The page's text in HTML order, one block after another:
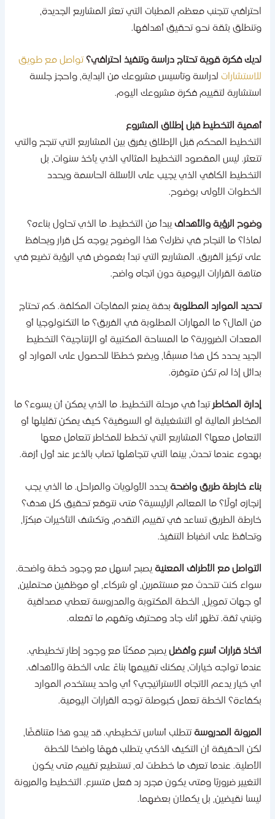
تتجنب معظم المطبات التي تعثر المشاريع الجديدة،
بثقة نحو تحقيق أهدافها.
فكرة قوية تحتاج دراسة وتنفيذ احترافي؟ تواصل مع طويق
لدراسة وتأسيس مشروعك من البداية، واحجز جلسة
لتقييم فكرة مشروعك اليوم.
التخطيط قبل إطلاق المشروع
المحكم قبل الإطلاق يفرق بين المشاريع التي تنجح والتي
ليس المقصود التخطيط المثالي الذي يأخذ سنوات، بل
الكافي الذي يجيب على الأسئلة الحاسمة ويحدد
الأولى بوضوح.
الرؤية والأهدافيبدأ من التخطيط. ما الذي تحاول بناءه؟
ما النجاح في نظرك؟ هذا الوضوح يوجه كل قرار ويحافظ
تركيز الفريق. المشاريع التي تبدأ بغموض في الرؤية تضيع في
القرارات اليومية دون اتجاه واضح.
الموارد المطلوبةبدقة يمنع المفاجآت المكلفة. كم تحتاج
المال؟ ما المهارات المطلوبة في الفريق؟ ما التكنولوجيا أو
الضرورية؟ ما المساحة المكتبية أو الإنتاجية؟ التخطيط
يحدد كل هذا مسبقًا، ويضع خططًا للحصول على الموارد أو
إذا لم تكن متوفرة.
المخاطرتبدأ في مرحلة التخطيط. ما الذي يمكن أن يسوء؟ ما
المالية أو التشغيلية أو السوقية؟ كيف يمكن تقليلها أو
معها؟ المشاريع التي تخطط للمخاطر تتعامل معها
عندما تحدث، بينما التي تتجاهلها تصاب بالذعر عند أول أزمة.
خارطة طريق واضحةيحدد الأولويات والمراحل. ما الذي يجب
أولًا؟ ما المعالم الرئيسية؟ متى نتوقع تحقيق كل هدف؟
الطريق تساعد في تقييم التقدم، وتكشف التأخيرات مبكرًا،
على انضباط التنفيذ.
مع الأطراف المعنيةيصبح أسهل مع وجود خطة واضحة.
كنت تتحدث مع مستثمرين، أو شركاء، أو موظفين محتملين،
جهات تمويل، الخطة المكتوبة والمدروسة تعطي مصداقية
ثقة. تظهر أنك جاد ومحترف وتفهم ما تفعله.
قرارات أسرع وأفضليصبح ممكنًا مع وجود إطار تخطيطي.
تواجه خيارات، يمكنك تقييمها بناءً على الخطة والأهداف.
خيار يدعم الاتجاه الاستراتيجي؟ أي واحد يستخدم الموارد
الخطة تعمل كبوصلة توجه القرارات اليومية.
المدروسةتتطلب أساس تخطيطي. قد يبدو هذا متناقضًا،
الحقيقة أن التكيف الذكي يتطلب فهمًا واضحًا للخطة
عندما تعرف ما خططت له، تستطيع تقييم متى يكون
ضروريًا ومتى يكون مجرد رد فعل متسرع. التخطيط والمرونة
نقيضين، بل يكملان بعضهما.